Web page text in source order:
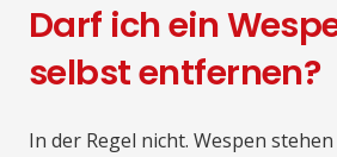
Darf ich ein
selbst entfernen?
In der Regel nicht. Wespen